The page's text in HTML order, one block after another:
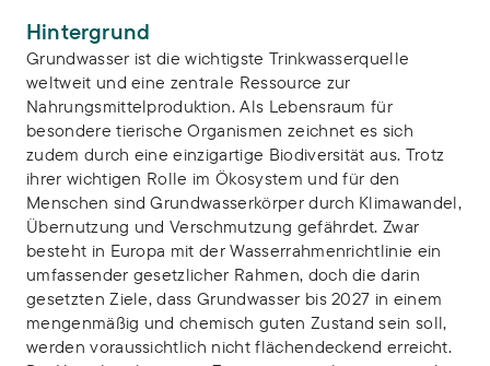
Hintergrund
Grundwasser ist die wichtigste Trinkwasserquelle
weltweit und eine zentrale Ressource zur
Nahrungsmittelproduktion. Als Lebensraum für
besondere tierische Organismen zeichnet es sich
zudem durch eine einzigartige Biodiversität aus. Trotz
ihrer wichtigen Rolle im Ökosystem und für den
Menschen sind Grundwasserkörper durch Klimawandel,
Übernutzung und Verschmutzung gefährdet. Zwar
besteht in Europa mit der Wasserrahmenrichtlinie ein
umfassender gesetzlicher Rahmen, doch die darin
gesetzten Ziele, dass Grundwasser bis 2027 in einem
mengenmäßig und chemisch guten Zustand sein soll,
werden voraussichtlich nicht flächendeckend erreicht.